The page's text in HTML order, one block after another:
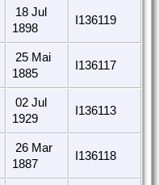
18 Jul
1898
I136119
25 Mai
1885
I136117
02 Jul
1929
I136113
26 Mar
1887
I136118